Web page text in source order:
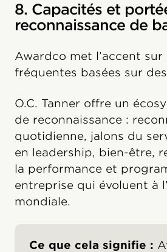
8. Capacités et
reconnaissance de
Awardco met l’accent
fréquentes basées sur
O.C. Tanner offre un
de reconnaissance :
quotidienne, jalons du
en leadership, bien-être,
la performance et
entreprise qui évoluent à
mondiale.
Ce que cela signifie :